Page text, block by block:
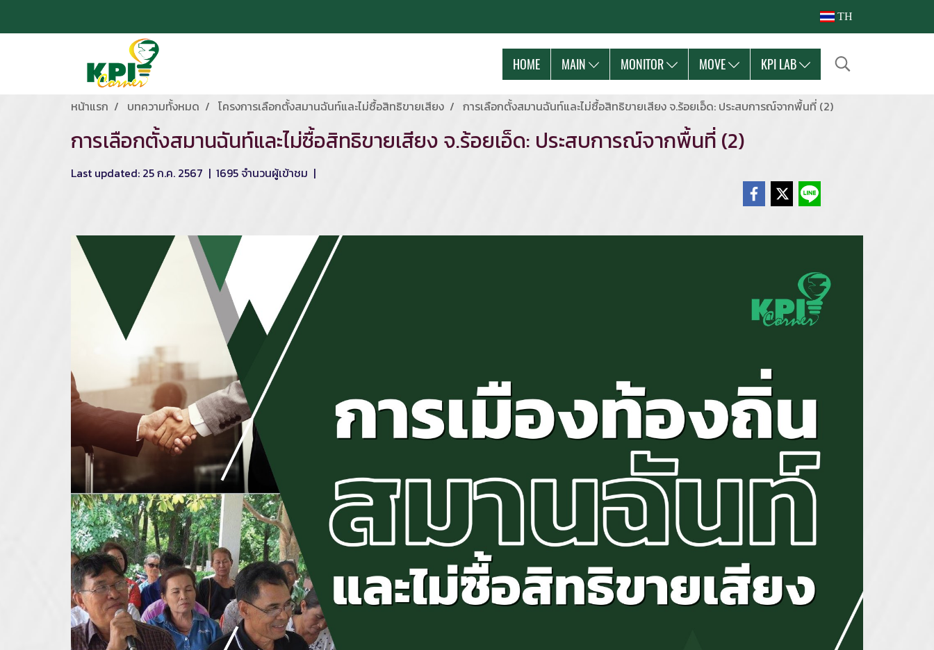
TH
HOME MAIN MONITOR MOVE KPI LAB
หน้าแรก บทความทั้งหมด โครงการเลือกตั้งสมานฉันท์และไม่ซื้อสิทธิขายเสียง การเลือกตั้งสมานฉันท์และไม่ซื้อสิทธิขายเสียง จ.ร้อยเอ็ด: ประสบการณ์จากพื้นที่ (2)
การเลือกตั้งสมานฉันท์และไม่ซื้อสิทธิขายเสียง จ.ร้อยเอ็ด: ประสบการณ์จากพื้นที่ (2)
Last updated: 25 ก.ค. 2567 | 1695 จำนวนผู้เข้าชม |